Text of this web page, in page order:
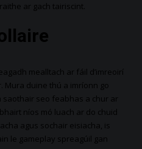
ar gach tairiscint.
mealltach ar fáil d’imreoirí
Mura duine thú a imríonn go
seo feabhas a chur ar
níos mó luach ar do chuid
agus sochair eisiacha, is
le gameplay spreagúil gan